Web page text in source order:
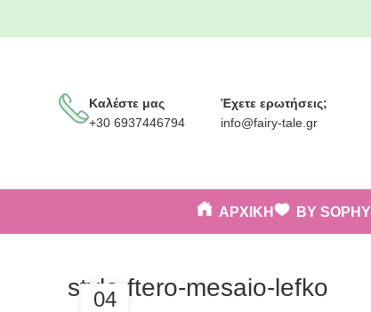
Καλέστε μας
+30 6937446794
Έχετε ερωτήσεις;
info@fairy-tale.gr
ΑΡΧΙΚΗ BY SOPHY
stylo-ftero-mesaio-lefko
04